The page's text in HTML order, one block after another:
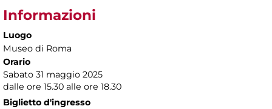
Informazioni
Luogo
Museo di Roma
Orario
Sabato 31 maggio 2025
dalle ore 15.30 alle ore 18.30
Biglietto d'ingresso